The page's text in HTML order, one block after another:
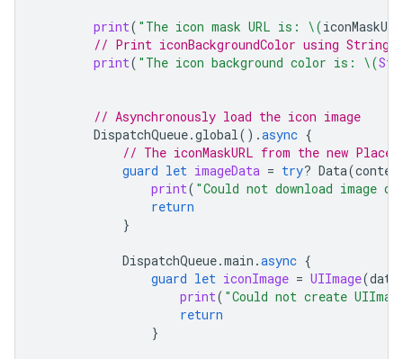
print( "The icon mask URL is: \(iconMaskURL
// Print iconBackgroundColor using
print( "The icon background color is: \(
// Asynchronously load the icon image
DispatchQueue.global().async {
// The iconMaskURL from the new
guard let imageData = try? Data(
print( "Could not download image
return
}
DispatchQueue.main .async {
guard let iconImage = UIImage(data
print( "Could not create
return
}